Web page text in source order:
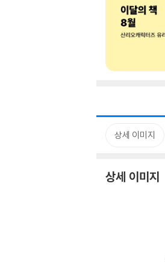
상세 이미지
상세 이미지